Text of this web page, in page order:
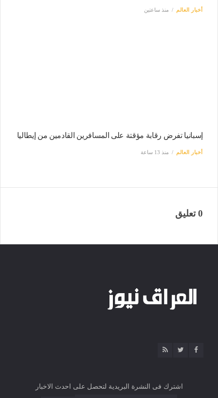
أخبار العالم منذ ساعتين
إسبانيا تفرض رقابة مؤقتة على المسافرين القادمين من إيطاليا
أخبار العالم منذ 13 ساعة
0 تعليق
اشترك فى النشرة البريدية لتحصل على احدث الاخبار